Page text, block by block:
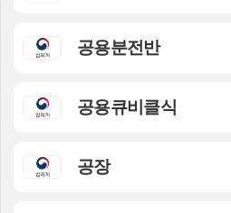
공용분전반
공용큐비클식
공장